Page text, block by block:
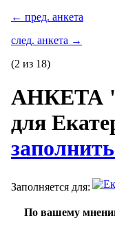
← пред. анкета
след. анкета →
(2 из 18)
АНКЕТА
для
Заполняется для:
По вашему